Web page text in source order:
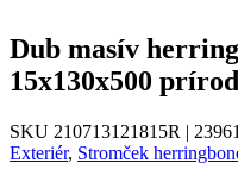
Dub masív
15x130x500
SKU 210713121815R |
Exteriér, Stromček